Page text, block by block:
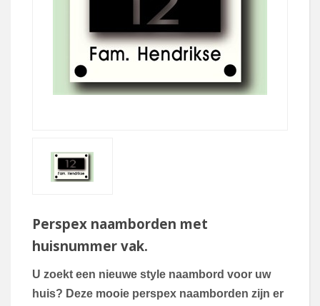
Perspex naamborden met
huisnummer vak.
U zoekt een nieuwe style naambord voor uw
huis? Deze mooie perspex naamborden zijn er